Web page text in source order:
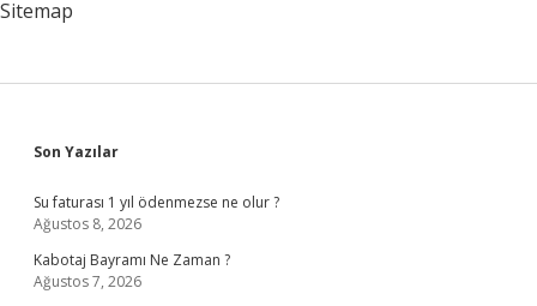
Sitemap
Sidebar
Son Yazılar
Su faturası 1 yıl ödenmezse ne olur ?
Ağustos 8, 2026
Kabotaj Bayramı Ne Zaman ?
Ağustos 7, 2026